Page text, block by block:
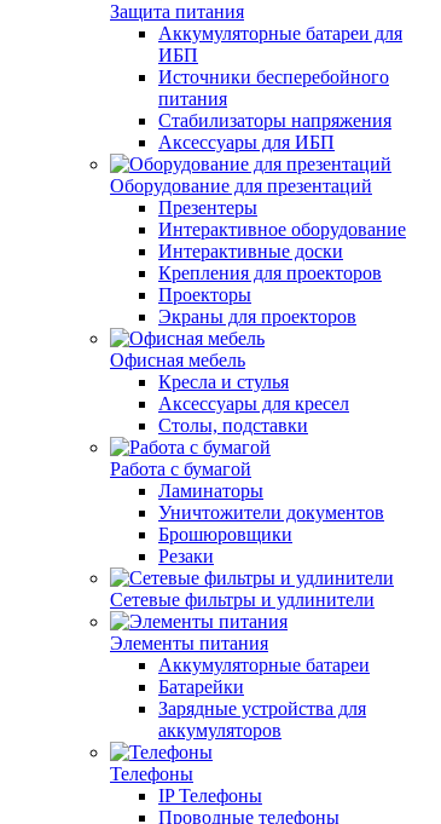
Защита питания
Аккумуляторные батареи для
ИБП
Источники бесперебойного
питания
Стабилизаторы напряжения
Аксессуары для ИБП
Оборудование для презентаций
Презентеры
Интерактивное оборудование
Интерактивные доски
Крепления для проекторов
Проекторы
Экраны для проекторов
Офисная мебель
Кресла и стулья
Аксессуары для кресел
Столы, подставки
Работа с бумагой
Ламинаторы
Уничтожители документов
Брошюровщики
Резаки
Сетевые фильтры и удлинители
Элементы питания
Аккумуляторные батареи
Батарейки
Зарядные устройства для
аккумуляторов
Телефоны
IP Телефоны
Проводные телефоны